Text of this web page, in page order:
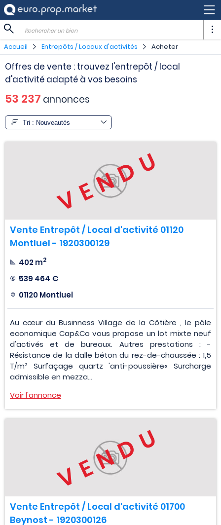
Rechercher un bien
Accueil Entrepôts / Locaux d'activités Acheter
Offres de vente : trouvez l'entrepôt / local
d'activité adapté à vos besoins
53 237 annonces
VENDU
Vente Entrepôt / Local d'activité 01120
Montluel - 1920300129
402 m2
539 464 €
01120 Montluel
Au cœur du Businness Village de la Côtière , le pôle
economique Cap&Co vous propose un lot mixte neuf
d'activés et de bureaux. Autres prestations : -
Résistance de la dalle béton du rez-de-chaussée : 1,5
T/m² Surfaçage quartz 'anti-poussière« Surcharge
admissible en mezza...
Voir l'annonce
VENDU
Vente Entrepôt / Local d'activité 01700
Beynost - 1920300126